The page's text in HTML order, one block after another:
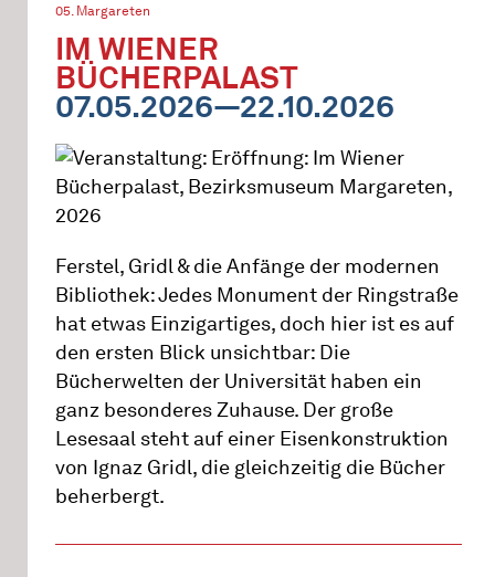
05. Margareten
IM WIENER
BÜCHERPALAST
07.05.2026—22.10.2026
Ferstel, Gridl & die Anfänge der modernen
Bibliothek: Jedes Monument der Ringstraße
hat etwas Einzigartiges, doch hier ist es auf
den ersten Blick unsichtbar: Die
Bücherwelten der Universität haben ein
ganz besonderes Zuhause. Der große
Lesesaal steht auf einer Eisenkonstruktion
von Ignaz Gridl, die gleichzeitig die Bücher
beherbergt.